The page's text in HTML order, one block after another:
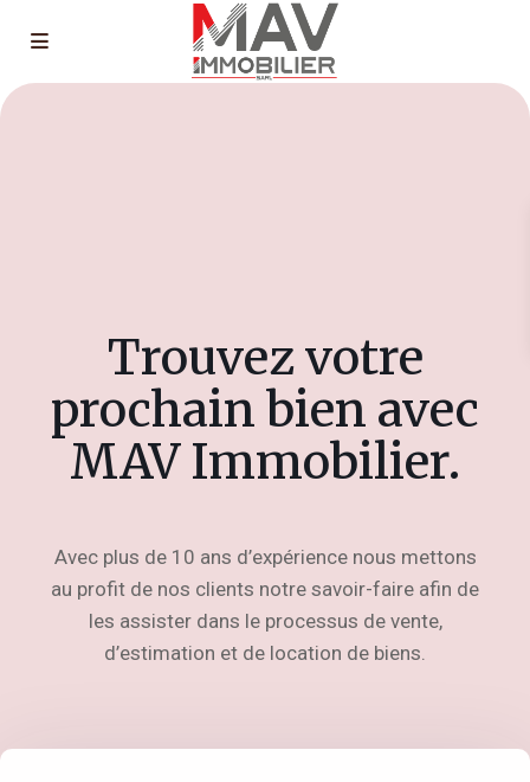
Trouvez votre
prochain bien avec
MAV Immobilier.
Avec plus de 10 ans d’expérience nous mettons
au profit de nos clients notre savoir-faire afin de
les assister dans le processus de vente,
d’estimation et de location de biens.